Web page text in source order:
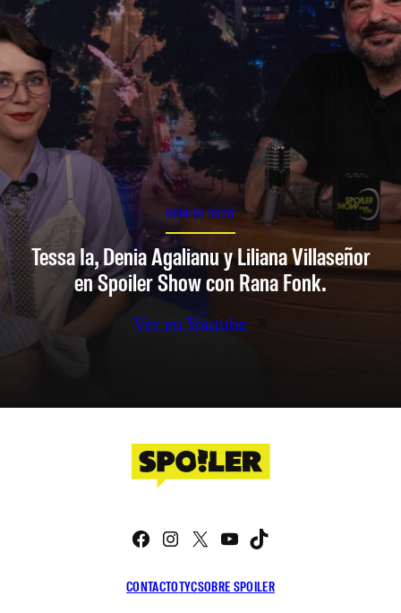
SPOILER SHOW
Tessa Ia, Denia Agalianu y Liliana Villaseñor
en Spoiler Show con Rana Fonk.
Ver en Youtube
CONTACTOTYCSOBRE SPOILER
Facebook
Instagram
X YouTube